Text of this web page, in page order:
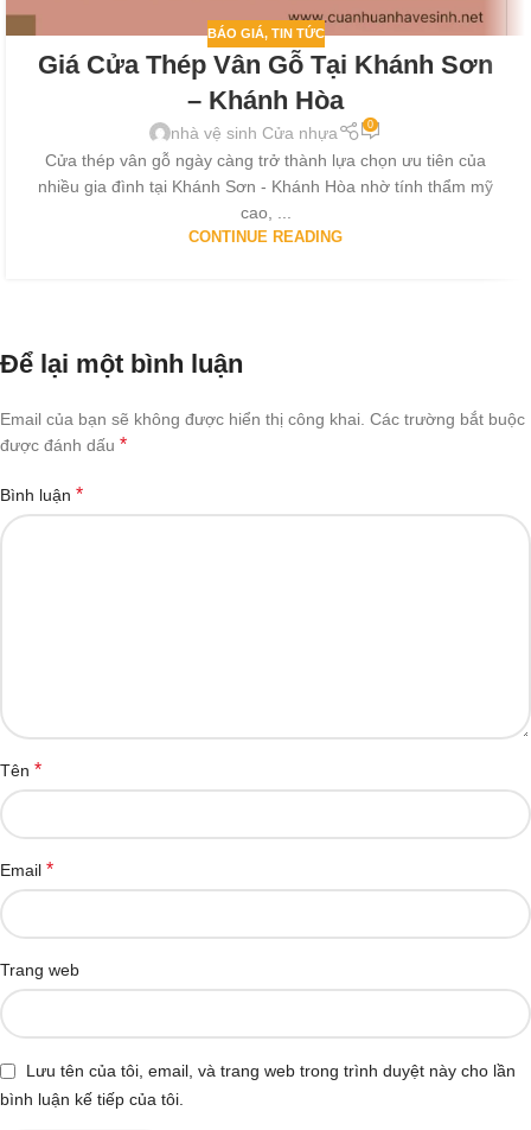
BÁO GIÁ, TIN TỨC
Giá Cửa Thép Vân Gỗ Tại Khánh Sơn
– Khánh Hòa
nhà vệ sinh Cửa nhựa 0
Cửa thép vân gỗ ngày càng trở thành lựa chọn ưu tiên của
nhiều gia đình tại Khánh Sơn - Khánh Hòa nhờ tính thẩm mỹ
cao, ...
CONTINUE READING
Để lại một bình luận
Email của bạn sẽ không được hiển thị công khai. Các trường bắt buộc
được đánh dấu *
Bình luận *
Tên *
Email *
Trang web
Lưu tên của tôi, email, và trang web trong trình duyệt này cho lần
bình luận kế tiếp của tôi.